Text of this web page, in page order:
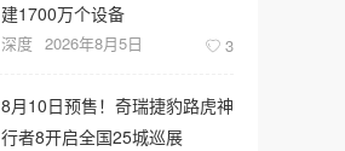
建1700万个设备
深度 2026年8月5日 3
8月10日预售！奇瑞捷豹路虎神
行者8开启全国25城巡展